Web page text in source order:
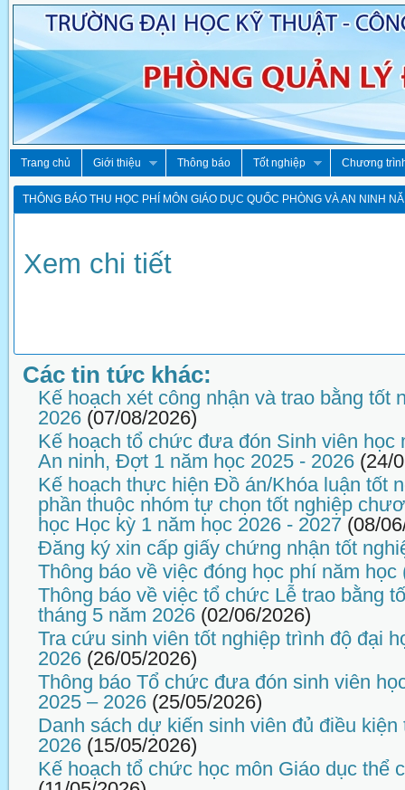
Trang chủ Giới thiệu Thông báo Tốt nghiệp Chương
THÔNG BÁO THU HỌC PHÍ MÔN GIÁO DỤC QUỐC PHÒNG VÀ AN NINH
Xem chi tiết
Các tin tức khác:
Kế hoạch xét công nhận và trao bằng tốt
2026 (07/08/2026)
Kế hoạch tổ chức đưa đón Sinh viên học
An ninh, Đợt 1 năm học 2025 - 2026 (24/
Kế hoạch thực hiện Đồ án/Khóa luận tốt
phần thuộc nhóm tự chọn tốt nghiệp
học Học kỳ 1 năm học 2026 - 2027 (08/
Đăng ký xin cấp giấy chứng nhận tốt
Thông báo về việc đóng học phí năm học
Thông báo về việc tổ chức Lễ trao bằng
tháng 5 năm 2026 (02/06/2026)
Tra cứu sinh viên tốt nghiệp trình độ đại
2026 (26/05/2026)
Thông báo Tổ chức đưa đón sinh viên
2025 – 2026 (25/05/2026)
Danh sách dự kiến sinh viên đủ điều
2026 (15/05/2026)
Kế hoạch tổ chức học môn Giáo dục thể